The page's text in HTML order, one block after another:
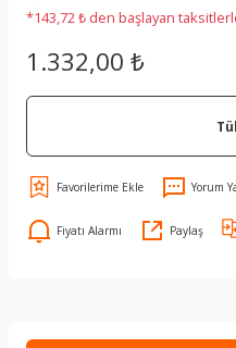
*143,72 ₺ den başlayan
1.332,00 ₺
Yorum
Fiyatı Alarmı Paylaş